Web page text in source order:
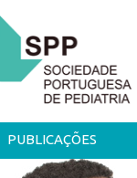
PUBLICAÇÕES